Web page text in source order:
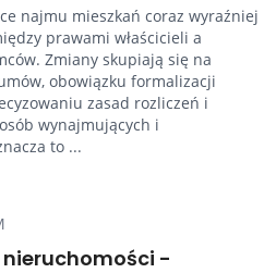
najmu mieszkań coraz wyraźniej
prawami właścicieli a
Zmiany skupiają się na
obowiązku formalizacji
zasad rozliczeń i
wynajmujących i
to ...
nieruchomości -